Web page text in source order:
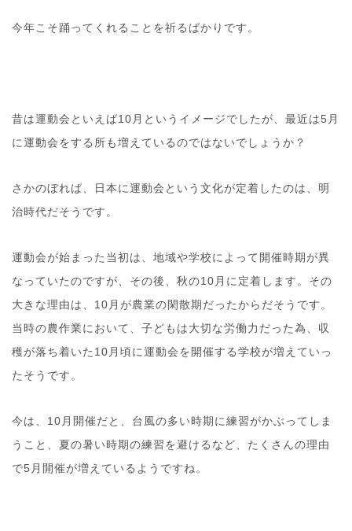
今年こそ踊ってくれることを祈るばかりです。
昔は運動会といえば10月というイメージでしたが、最近は5月
に運動会をする所も増えているのではないでしょうか？
さかのぼれば、日本に運動会という文化が定着したのは、明
治時代だそうです。
運動会が始まった当初は、地域や学校によって開催時期が異
なっていたのですが、その後、秋の10月に定着します。その
大きな理由は、10月が農業の閑散期だったからだそうです。
当時の農作業において、子どもは大切な労働力だった為、収
穫が落ち着いた10月頃に運動会を開催する学校が増えていっ
たそうです。
今は、10月開催だと、台風の多い時期に練習がかぶってしま
うこと、夏の暑い時期の練習を避けるなど、たくさんの理由
で5月開催が増えているようですね。